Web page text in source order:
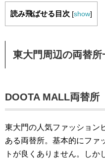
読み飛ばせる目次 [show]
東大門周辺の両替所
DOOTA MALL両替所
東大門の人気ファッション
ある両替所。基本的にファ
トが良くありません。しか